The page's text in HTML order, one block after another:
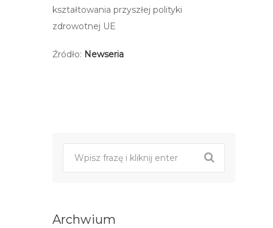
kształtowania przyszłej polityki
zdrowotnej UE
Źródło: Newseria
Archwium